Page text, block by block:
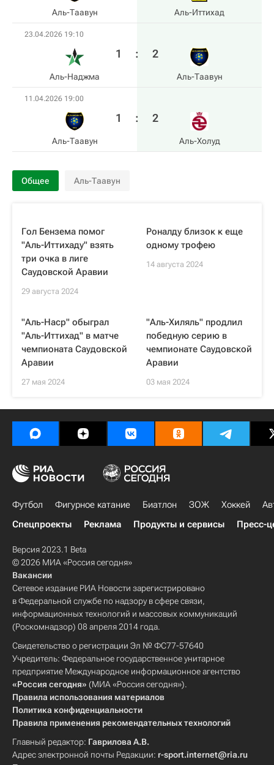
Аль-Таавун Аль-Иттихад
23.04.2026 19:10
Аль-Наджма
1 : 2
Аль-Таавун
11.04.2026 19:00
Аль-Таавун
1 : 2
Аль-Холуд
Общее Аль-Таавун
Гол Бензема помог
"Аль-Иттихаду" взять
три очка в лиге
Саудовской Аравии
29 августа 2024
Роналду близок к еще
одному трофею
14 августа 2024
"Аль-Наср" обыграл
"Аль-Иттихад" в матче
чемпионата Саудовской
Аравии
27 мая 2024
"Аль-Хиляль" продлил
победную серию в
чемпионате Саудовской
Аравии
03 мая 2024
Футбол Фигурное катание Биатлон ЗОЖ Хоккей
Спецпроекты
Реклама Продукты и сервисы Пресс-
Версия 2023.1 Beta
© 2026 МИА «Россия сегодня»
Вакансии
Сетевое издание РИА Новости зарегистрировано
в Федеральной службе по надзору в сфере связи,
информационных технологий и массовых коммуникаций
(Роскомнадзор) 08 апреля 2014 года.
Свидетельство о регистрации Эл № ФС77-57640
Учредитель: Федеральное государственное унитарное
предприятие Международное информационное агентство
«Россия сегодня» (МИА «Россия сегодня»).
Правила использования материалов
Политика конфиденциальности
Правила применения рекомендательных технологий
Главный редактор: Гаврилова А.В.
Адрес электронной почты Редакции: r-sport.internet@ria.ru